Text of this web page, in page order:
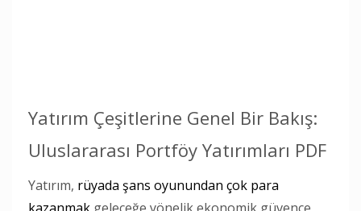
Yatırım Çeşitlerine Genel Bir Bakış:
Uluslararası Portföy Yatırımları PDF
Yatırım, rüyada şans oyunundan çok para